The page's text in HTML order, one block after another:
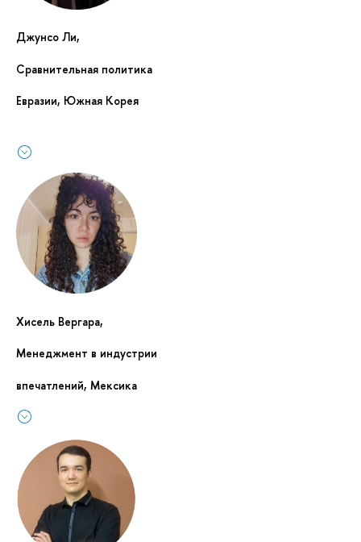
Джунсо Ли,
Сравнительная политика
Евразии, Южная Корея
Хисель Вергара,
Менеджмент в индустрии
впечатлений, Мексика